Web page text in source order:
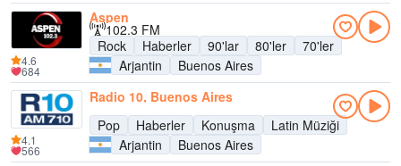
Aspen
102.3 FM
Rock
Haberler 90'lar 80'ler
70'ler
Arjantin
Buenos Aires
4.6
684
Radio 10, Buenos Aires
Pop
Haberler Konuşma
Latin Müziği
Arjantin
Buenos Aires
4.1
566